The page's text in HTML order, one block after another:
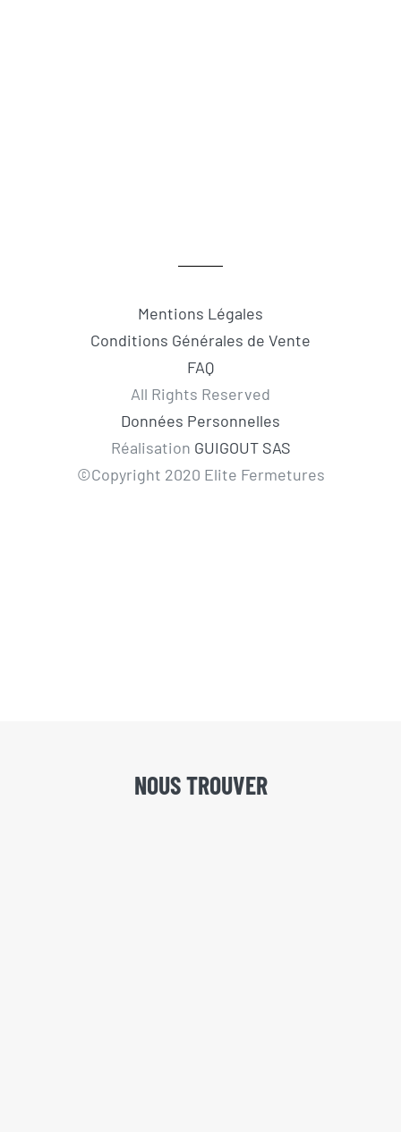
Mentions Légales
Conditions Générales de Vente
FAQ
All Rights Reserved
Données Personnelles
Réalisation GUIGOUT SAS
©Copyright 2020 Elite Fermetures
NOUS TROUVER